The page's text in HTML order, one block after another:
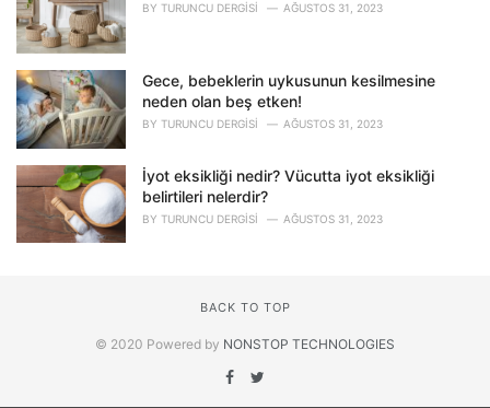
BY TURUNCU DERGISI AĞUSTOS 31, 2023
Gece, bebeklerin uykusunun kesilmesine
neden olan beş etken!
BY TURUNCU DERGISI AĞUSTOS 31, 2023
İyot eksikliği nedir? Vücutta iyot eksikliği
belirtileri nelerdir?
BY TURUNCU DERGISI AĞUSTOS 31, 2023
BACK TO TOP
© 2020 Powered by NONSTOP TECHNOLOGIES